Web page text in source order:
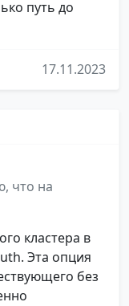
путь до
17.11.2023
что на
кластера в
Эта опция
без